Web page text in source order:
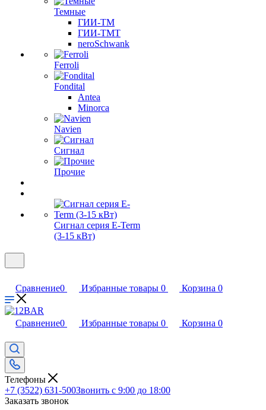
Темные
ГИИ-ТМ
ГИИ-ТМТ
neroSchwank
Ferroli
Fondital
Antea
Minorca
Navien
Сигнал
Прочие
Сигнал серия E-Term
(3-15 кВт)
Сравнение0 Избранные товары 0 Корзина 0
Сравнение0 Избранные товары 0 Корзина 0
Телефоны
+7 (3522) 631-500Звонить с 9:00 до 18:00
Заказать звонок